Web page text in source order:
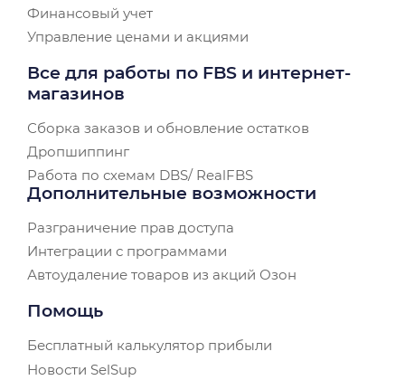
Финансовый учет
Управление ценами и акциями
Все для работы по FBS и интернет-
магазинов
Сборка заказов и обновление остатков
Дропшиппинг
Работа по схемам DBS/ RealFBS
Дополнительные возможности
Разграничение прав доступа
Интеграции с программами
Автоудаление товаров из акций Озон
Помощь
Бесплатный калькулятор прибыли
Новости SelSup